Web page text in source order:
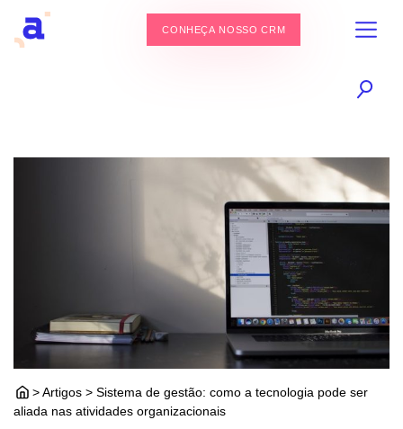
CONHEÇA NOSSO CRM
> Artigos > Sistema de gestão: como a tecnologia pode ser
aliada nas atividades organizacionais